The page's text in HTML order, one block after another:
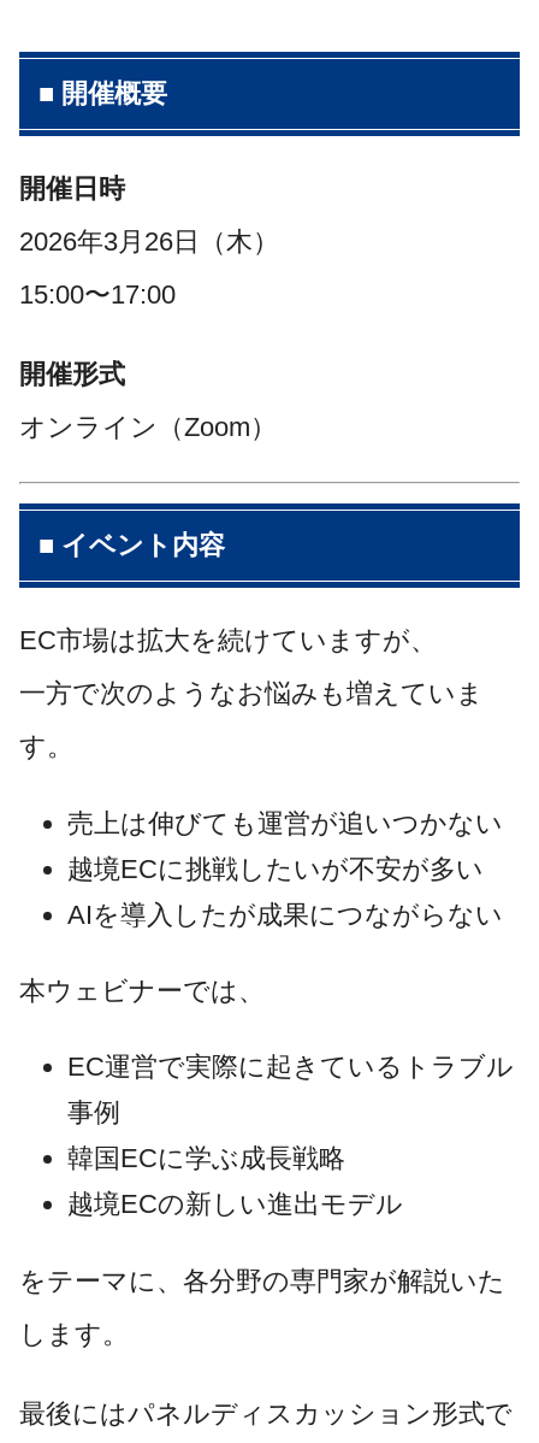
■ 開催概要
開催日時
2026年3月26日（木）
15:00〜17:00
開催形式
オンライン（Zoom）
■ イベント内容
EC市場は拡大を続けていますが、
一方で次のようなお悩みも増えていま
す。
売上は伸びても運営が追いつかない
越境ECに挑戦したいが不安が多い
AIを導入したが成果につながらない
本ウェビナーでは、
EC運営で実際に起きているトラブル
事例
韓国ECに学ぶ成長戦略
越境ECの新しい進出モデル
をテーマに、各分野の専門家が解説いた
します。
最後にはパネルディスカッション形式で